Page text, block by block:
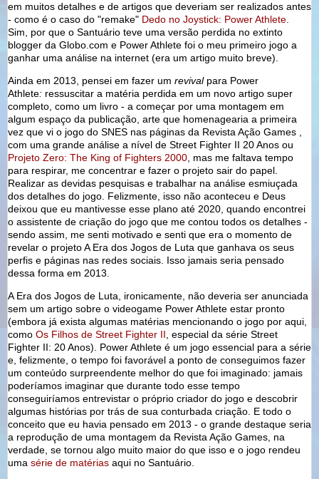
em muitos detalhes e de artigos que deveriam ser realizados antes
- como é o caso do "remake" Dedo no Joystick: Power Athlete
Sim, por que o Santuário teve uma versão perdida no extinto
blogger da Globo.com e Power Athlete foi o meu primeiro jogo a
ganhar uma análise na internet (era um artigo muito breve).
Ainda em 2013, pensei em fazer um revival para Power
Athlete: ressuscitar a matéria perdida em um novo artigo super
completo, como um livro - a começar por uma montagem em
algum espaço da publicação, arte que homenagearia a primeira
vez que vi o jogo do SNES nas páginas da Revista Ação Games ,
com uma grande análise a nível de Street Fighter II 20 Anos ou
Projeto Zero: The King of Fighters 2000 , mas me faltava tempo
para respirar, me concentrar e fazer o projeto sair do papel.
Realizar as devidas pesquisas e trabalhar na análise esmiuçada
dos detalhes do jogo. Felizmente, isso não aconteceu e Deus
deixou que eu mantivesse esse plano até 2020, quando encontrei
o assistente de criação do jogo que me contou todos os detalhes -
sendo assim, me senti motivado e senti que era o momento de
revelar o projeto A Era dos Jogos de Luta que ganhava os seus
perfis e páginas nas redes sociais. Isso jamais seria pensado
dessa forma em 2013.
A Era dos Jogos de Luta, ironicamente, não deveria ser anunciada
sem um artigo sobre o videogame Power Athlete estar pronto
(embora já exista algumas matérias mencionando o jogo por aqui,
como Os Filhos de Street Fighter II, especial da série Street
Fighter II: 20 Anos). Power Athlete é um jogo essencial para a série
e, felizmente, o tempo foi favorável a ponto de conseguimos fazer
um conteúdo surpreendente melhor do que foi imaginado: jamais
poderíamos imaginar que durante todo esse tempo
conseguiríamos entrevistar o próprio criador do jogo e descobrir
algumas histórias por trás de sua conturbada criação. E todo o
conceito que eu havia pensado em 2013 - o grande destaque seria
a reprodução de uma montagem da Revista Ação Games, na
verdade, se tornou algo muito maior do que isso e o jogo rendeu
uma série de matérias aqui no Santuário.